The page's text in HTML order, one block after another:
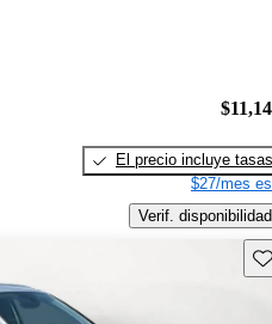
El precio incluye tasas
$27/mes
Verif. disponibilidad